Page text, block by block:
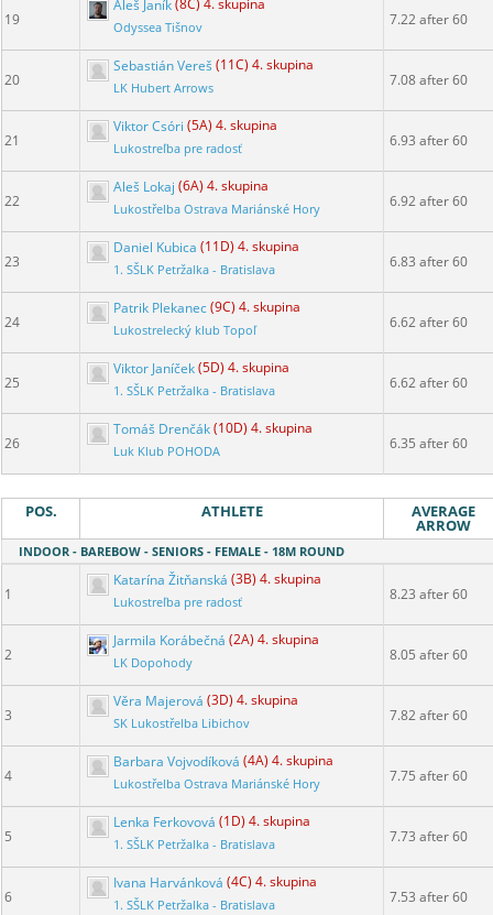
19
Aleš Janík(8C) 4. skupina
Odyssea Tišnov 7.22 after 60
20
Sebastián Vereš (11C) 4. skupina
LK Hubert Arrows 7.08 after 60
21
Viktor Csóri (5A) 4. skupina
Lukostreľba pre radosť 6.93 after 60
22
Aleš Lokaj (6A) 4. skupina
Lukostřelba Ostrava Mariánské Hory 6.92 after 60
23
Daniel Kubica (11D) 4. skupina
1. SŠLK Petržalka - Bratislava 6.83 after 60
24
Patrik Plekanec(9C) 4. skupina
Lukostrelecký klub Topoľ 6.62 after 60
25
Viktor Janíček(5D) 4. skupina
1. SŠLK Petržalka - Bratislava 6.62 after 60
26
Tomáš Drenčák(10D) 4. skupina
Luk Klub POHODA 6.35 after 60
POS. ATHLETE AVERAGE
ARROW
INDOOR - BAREBOW - SENIORS - FEMALE - 18M ROUND
1
Katarína Žitňanská (3B) 4. skupina
Lukostreľba pre radosť 8.23 after 60
2
Jarmila Korábečná (2A) 4. skupina
LK Dopohody 8.05 after 60
3
Věra Majerová (3D) 4. skupina
SK Lukostřelba Libichov 7.82 after 60
4
Barbara Vojvodíková (4A) 4. skupina
Lukostřelba Ostrava Mariánské Hory 7.75 after 60
5
Lenka Ferkovová (1D) 4. skupina
1. SŠLK Petržalka - Bratislava 7.73 after 60
6
Ivana Harvánková (4C) 4. skupina
1. SŠLK Petržalka - Bratislava 7.53 after 60